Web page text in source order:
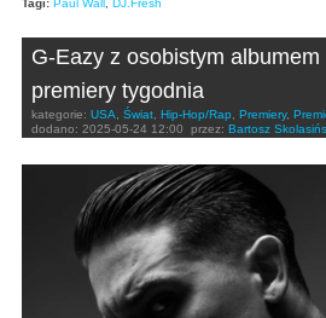
Tagi: Paul Wall , DJ.Fresh
G-Eazy z osobistym albumem
premiery tygodnia
kategorie: USA, Świat, Hip-Hop/Rap, Premiery,
dodano: 2025-05-24 12:00 przez: Bartosz